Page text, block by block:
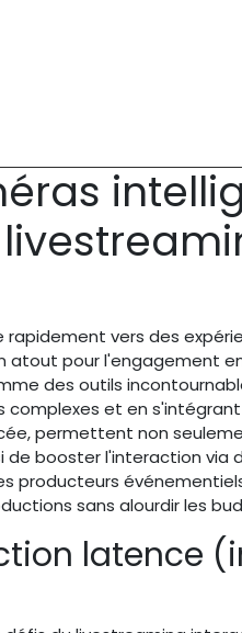
rapidement vers des
atout pour l'engagement
des outils
et en
permettent non
de booster l'interaction via
producteurs
sans alourdir les
latence